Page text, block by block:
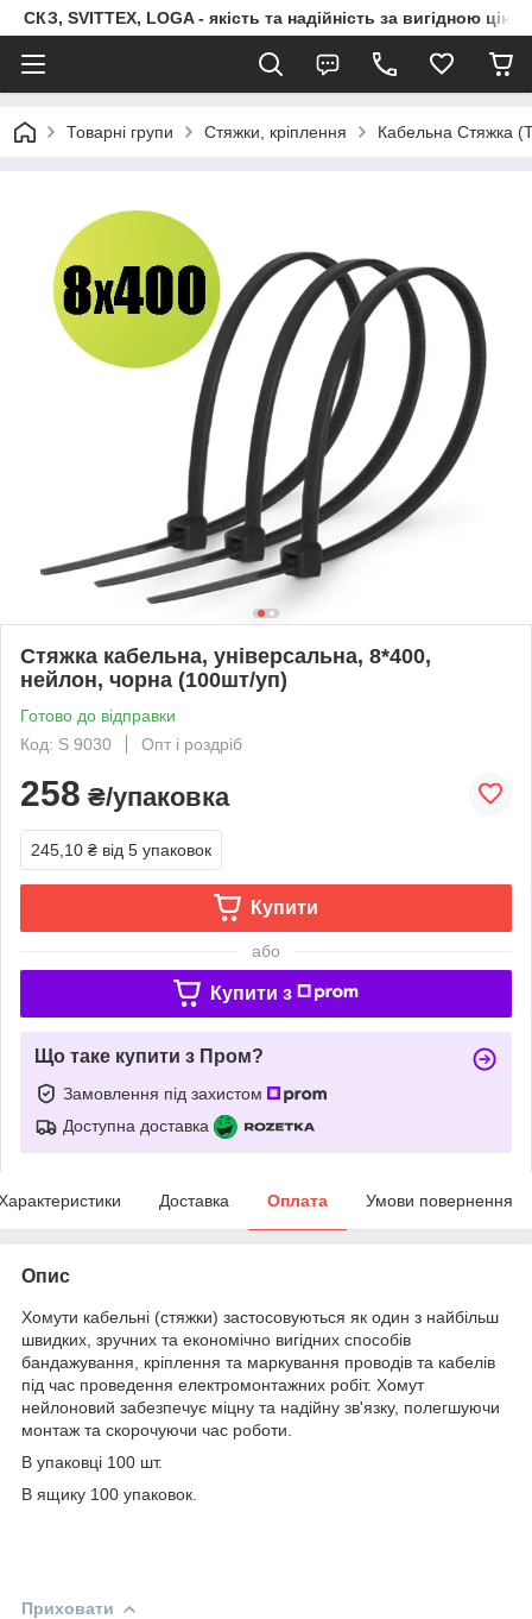
СКЗ, SVITTEX, LOGA - якість та надійність за вигідною
Товарні групи Стяжки, кріплення Кабельна Стяжка
Стяжка кабельна, універсальна, 8*400,
нейлон, чорна (100шт/уп)
Готово до відправки
Код: S 9030
Опт і роздріб
258 ₴/упаковка
245,10 ₴ від 5 упаковок
Купити
або
Купити з
Що таке купити з Пром?
Замовлення під захистом
Доступна доставка
Доставка Оплата Умови повернення
Опис
Хомути кабельні (стяжки) застосовуються як один з найбільш
швидких, зручних та економічно вигідних способів
бандажування, кріплення та маркування проводів та кабелів
під час проведення електромонтажних робіт. Хомут
нейлоновий забезпечує міцну та надійну зв'язку, полегшуючи
монтаж та скорочуючи час роботи.
В упаковці 100 шт.
В ящику 100 упаковок.
Приховати